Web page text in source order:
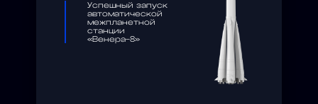
Успешный запуск
автоматической
межпланетной
станции
«Венера-8»